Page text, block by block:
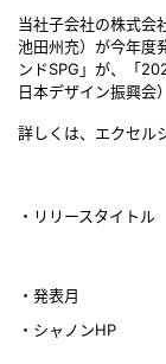
当社子会社の株式会
池田州充）が今年度
ンドSPG」が、「
日本デザイン振興会
詳しくは、エクセル
・リリースタイトル
・発表月
・シャノンHP